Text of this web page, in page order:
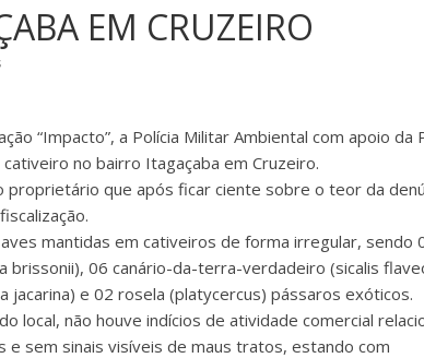
EM CRUZEIRO
“Impacto”, a Polícia Militar Ambiental com apoio da
no bairro Itagaçaba em Cruzeiro.
proprietário que após ficar ciente sobre o teor da
mantidas em cativeiros de forma irregular, sendo
06 canário-da-terra-verdadeiro (sicalis
jacarina) e 02 rosela (platycercus) pássaros exóticos.
local, não houve indícios de atividade comercial
sem sinais visíveis de maus tratos, estando com